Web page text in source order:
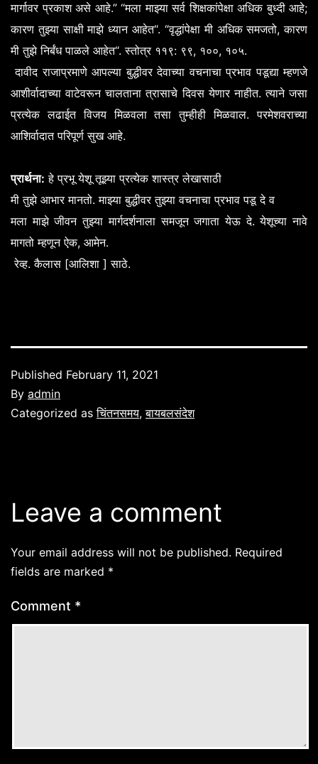
मार्गावर प्रकाश असे आहे.” “मला माझ्या सर्व शिक्षकांपेक्षा अधिक बुध्दी आहे;
कारण तुझ्या साक्षी माझे ध्यान आहेत“. “वृद्धांपेक्षा मी अधिक समजतो,कारण
मी तुझे निर्बंध पाळले आहेत“.स्तोत्र ११९: ९९, १००, १०५.
दावीद राजाप्रमाणे आपल्या बुद्धीवर देवाच्या वचनाचा प्रभाव पडूद्या म्हणजे
आशीर्वादाच्या वाटेवरून चालताना त्रासाचे दिवस येणार नाहीत.त्याने जसा
प्रत्येक
लढाईत विजय मिळवला तसा तुम्हीही मिळवाल.परमेशवराच्या
आशिर्वादात परिपूर्ण सुख आहे.
प्रार्थना: हे प्रभू येशू तूझ्या प्रत्येक शास्त्र लेखासाठी
मी तुझे आभार मानतो.माझ्या बुद्धीवर तुझ्या वचनाचा प्रभाव पडू दे व
मला माझे जीवन तुझ्या मार्गदर्शनाला समजून जगाता येऊ दे.येशूच्या नावे
मागतो म्हणून ऐक, आमेन.
रेव्ह.कैलास [आलिशा ]साठे.
Published February 11, 2021
By admin
Categorized asचिंतनसमय,बायबलसंदेश
Leave a comment
Your email address will not be published. Required
fields are marked *
Comment *